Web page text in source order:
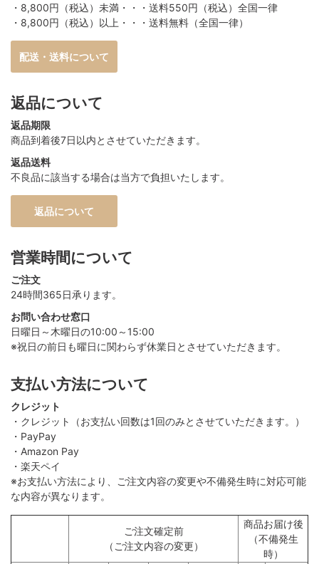
・8,800円（税込）未満・・・送料550円（税込）全国一律
・8,800円（税込）以上・・・送料無料（全国一律）
配送・送料について
返品について
返品期限
商品到着後7日以内とさせていただきます。
返品送料
不良品に該当する場合は当方で負担いたします。
返品について
営業時間について
ご注文
24時間365日承ります。
お問い合わせ窓口
日曜日～木曜日の10:00～15:00
※祝日の前日も曜日に関わらず休業日とさせていただきます。
支払い方法について
クレジット
・クレジット（お支払い回数は1回のみとさせていただきます。）
・PayPay
・Amazon Pay
・楽天ペイ
※お支払い方法により、ご注文内容の変更や不備発生時に対応可能
な内容が異なります。
ご注文確定前
（ご注文内容の変更）
商品お届け後
（不備発生
時）